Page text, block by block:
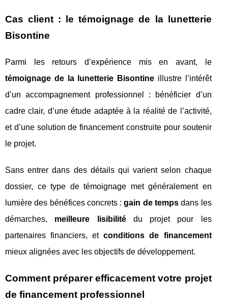
Cas client : le témoignage de la lunetterie
Bisontine
Parmi les retours d’expérience mis en avant, le
témoignage de la lunetterie Bisontine illustre l’intérêt
d’un accompagnement professionnel : bénéficier d’un
cadre clair, d’une étude adaptée à la réalité de l’activité,
et d’une solution de financement construite pour soutenir
le projet.
Sans entrer dans des détails qui varient selon chaque
dossier, ce type de témoignage met généralement en
lumière des bénéfices concrets :gain de temps dans les
démarches, meilleure lisibilitédu projet pour les
partenaires financiers, etconditions de financement
mieux alignées avec les objectifs de développement.
Comment préparer efficacement votre projet
de financement professionnel